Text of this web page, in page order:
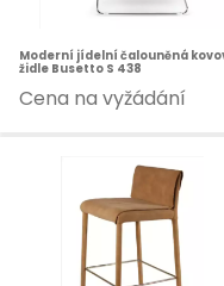
Moderní jídelní čalouněná
židle Busetto S 438
Cena na vyžádání